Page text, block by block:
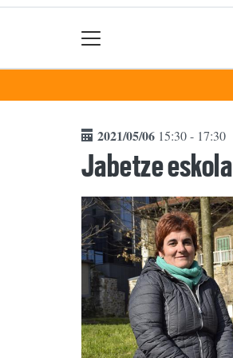
2021/05/06 15:30 - 17:30
Jabetze eskola